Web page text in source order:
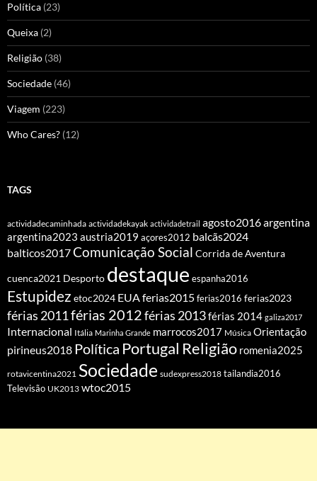
Política (23)
Queixa (2)
Religião (38)
Sociedade (46)
Viagem (223)
Who Cares? (12)
TAGS
actividadecaminhada actividadekayak actividadetrail agosto2016argentina
argentina2023 austria2019 açores2012 balcãs2024
balticos2017Comunicação Social Corrida de Aventura
cuenca2021 Desporto destaque espanha2016
Estupidez etoc2024 EUAferias2015ferias2016 ferias2023
férias 2011férias 2012férias 2013férias 2014 galiza2017
Internacional Itália Marinha Grande marrocos2017 Música Orientação
pirineus2018 Política Portugal Religião romenia2025
rotavicentina2021 Sociedade sudexpress2018 tailandia2016
Televisão UK2013 wtoc2015